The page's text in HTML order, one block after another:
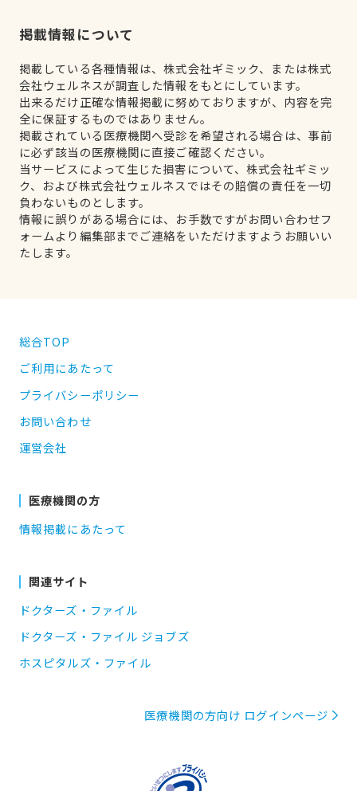
掲載情報について
掲載している各種情報は、株式会社ギミック、または株式
会社ウェルネスが調査した情報をもとにしています。
出来るだけ正確な情報掲載に努めておりますが、内容を完
全に保証するものではありません。
掲載されている医療機関へ受診を希望される場合は、事前
に必ず該当の医療機関に直接ご確認ください。
当サービスによって生じた損害について、株式会社ギミッ
ク、および株式会社ウェルネスではその賠償の責任を一切
負わないものとします。
情報に誤りがある場合には、お手数ですがお問い合わせフ
ォームより編集部までご連絡をいただけますようお願いい
たします。
総合TOP
ご利用にあたって
プライバシーポリシー
お問い合わせ
運営会社
医療機関の方
情報掲載にあたって
関連サイト
ドクターズ・ファイル
ドクターズ・ファイル ジョブズ
ホスピタルズ・ファイル
医療機関の方向け ログインページ